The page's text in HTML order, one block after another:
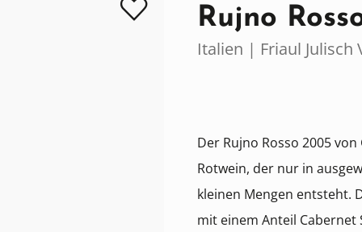
Rujno
Italien | Friaul Julisch
Der Rujno Rosso 2005
Rotwein, der nur in
kleinen Mengen entsteht.
mit einem Anteil Cabernet